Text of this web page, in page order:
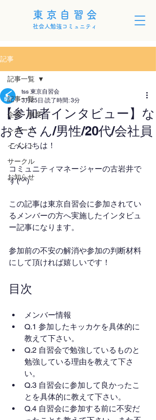
東京自習会
社会人勉強コミュニティ
記事
記事一覧
企画・制度
レポート
イベント
サークル
お知らせ
記事一覧
【参加者インタビュー】な
おきさん/男性/20代/会社員
tss 東京自習会
3月25日 読了時間: 3分
こんにちは！
コミュニティマネージャーの古岩井で
す(^^)
この記事は東京自習会に参加されてい
るメンバーの方へ実施したインタビュ
ー記事になります。
参加前の不安の解消や参加の判断材料
にして頂ければ嬉しいです！
目次
メンバー情報
Q.1 参加したキッカケを具体的に
教えて下さい。
Q.2 自習会で勉強しているものと
勉強している理由を教えて下さ
い。
Q.3 自習会に参加して良かったこ
とを具体的に教えて下さい。
Q.4 自習会に参加する前に不安だ